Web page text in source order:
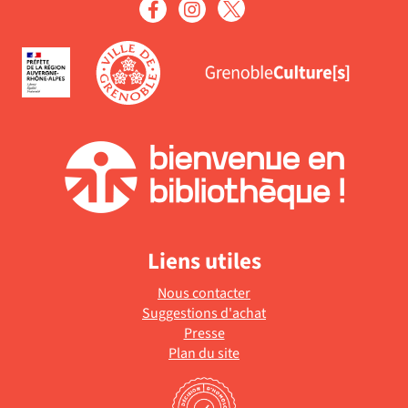
Liens utiles
Nous contacter
Suggestions d'achat
Presse
Plan du site